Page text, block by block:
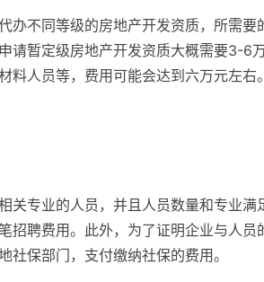
办不同等级的房地产开发资质，所需要
请暂定级房地产开发资质大概需要3-6
人员等，费用可能会达到六万元左右。
关专业的人员，并且人员数量和专业满
招聘费用。此外，为了证明企业与人员
保部门，支付缴纳社保的费用。